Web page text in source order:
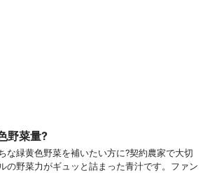
野菜量?
な緑黄色野菜を補いたい方に?契約農家で大切
の野菜力がギュッと詰まった青汁です。ファン